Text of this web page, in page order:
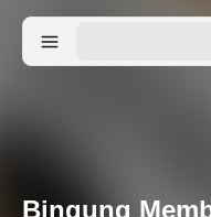
Bingung